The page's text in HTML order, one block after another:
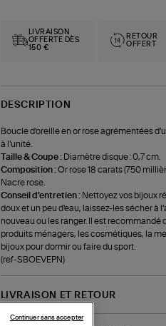
LIVRAISON
OFFERTE DÈS
150 €
RETOUR
OFFERT
DESCRIPTION
Boucle d'oreille en or rose agrémentées
à l'unité.
Taille & Coupe : Diamètre disque : 0,7 cm.
Composition :Or rose 18 carats (750
Nacre rose.
Conseil d'entretien : Nettoyez vos bijoux
doux et un peu d'eau, laissez-les sécher à
nouveau ou les ranger. Il est recommandé
produits ménagers, les cosmétiques, la
bijoux pour dormir ou faire du sport.
(ref-SBOEVEPN)
LIVRAISON ET RETOUR
Continuer sans accepter